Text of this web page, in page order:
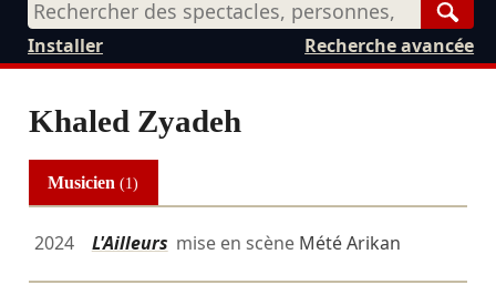
Recherche avancée
Installer
Khaled Zyadeh
Musicien(1)
2024 L'Ailleurs mise en scène Mété Arikan